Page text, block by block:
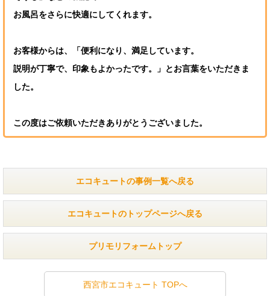
お風呂をさらに快適にしてくれます。
お客様からは、「便利になり、満足しています。
説明が丁寧で、印象もよかったです。」とお言葉をいただきま
した。
この度はご依頼いただきありがとうございました。
エコキュートの事例一覧へ戻る
エコキュートのトップページへ戻る
プリモリフォームトップ
西宮市エコキュート TOPへ